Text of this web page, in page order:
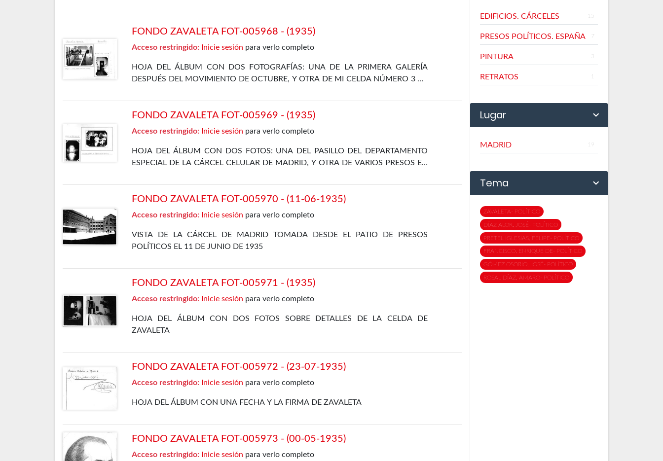
FONDO ZAVALETA FOT-005968 - (1935)
Acceso restringido: Inicie sesión para verlo completo
HOJA DEL ÁLBUM CON DOS FOTOGRAFÍAS: UNA DE LA PRIMERA GALERÍA
DESPUÉS DEL MOVIMIENTO DE OCTUBRE, Y OTRA DE MI CELDA NÚMERO 3 DE
FONDO ZAVALETA FOT-005969 - (1935)
Acceso restringido: Inicie sesión para verlo completo
HOJA DEL ÁLBUM CON DOS FOTOS: UNA DEL PASILLO DEL DEPARTAMENTO
ESPECIAL DE LA CÁRCEL CELULAR DE MADRID, Y OTRA DE VARIOS PRESOS EN
1935
FONDO ZAVALETA FOT-005970 - (11-06-1935)
Acceso restringido: Inicie sesión para verlo completo
VISTA DE LA CÁRCEL DE MADRID TOMADA DESDE EL PATIO DE PRESOS
POLÍTICOS EL 11 DE JUNIO DE 1935
FONDO ZAVALETA FOT-005971 - (1935)
Acceso restringido: Inicie sesión para verlo completo
HOJA DEL ÁLBUM CON DOS FOTOS SOBRE DETALLES DE LA CELDA DE
ZAVALETA
FONDO ZAVALETA FOT-005972 - (23-07-1935)
Acceso restringido: Inicie sesión para verlo completo
HOJA DEL ÁLBUM CON UNA FECHA Y LA FIRMA DE ZAVALETA
FONDO ZAVALETA FOT-005973 - (00-05-1935)
Acceso restringido: Inicie sesión para verlo completo
15
EDIFICIOS. CÁRCELES
7
PRESOS POLÍTICOS. ESPAÑA
3
PINTURA
1
RETRATOS
Lugar
19
MADRID
Tema
ZAVALETA- POLÍTICO
DÍAZ ALOR, JOSÉ- POLÍTICO
PRETEL IGLESIAS, FELIPE- POLÍTICO
FRANCISCO, ENRIQUE DE- POLÍTICO
GÓMEZ OSORIO, JOSÉ- POLÍTICO
ROSAL DÍAZ, AMARO- POLÍTICO